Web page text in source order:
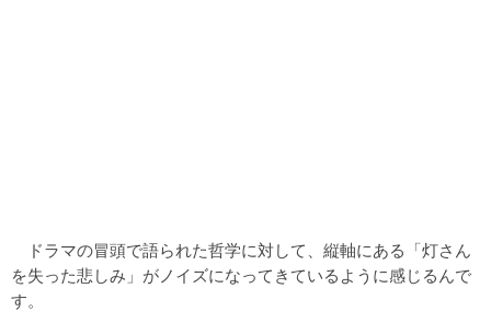
ドラマの冒頭で語られた哲学に対して、縦軸にある「灯さん
を失った悲しみ」がノイズになってきているように感じるんで
す。